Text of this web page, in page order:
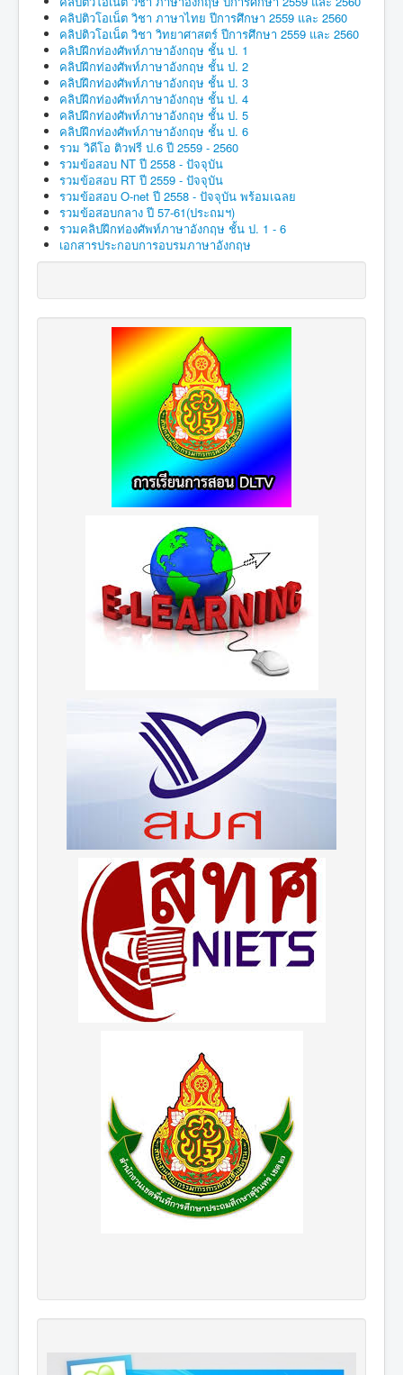
คลิปติวโอเน็ต วิชา ภาษาไทย ปีการศึกษา 2559 และ 2560
คลิปติวโอเน็ต วิชา วิทยาศาสตร์ ปีการศึกษา 2559 และ 2560
คลิปฝึกท่องศัพท์ภาษาอังกฤษ ชั้น ป. 1
คลิปฝึกท่องศัพท์ภาษาอังกฤษ ชั้น ป. 2
คลิปฝึกท่องศัพท์ภาษาอังกฤษ ชั้น ป. 3
คลิปฝึกท่องศัพท์ภาษาอังกฤษ ชั้น ป. 4
คลิปฝึกท่องศัพท์ภาษาอังกฤษ ชั้น ป. 5
คลิปฝึกท่องศัพท์ภาษาอังกฤษ ชั้น ป. 6
รวม วิดีโอ ติวฟรี ป.6 ปี 2559 - 2560
รวมข้อสอบ NT ปี 2558 - ปัจจุบัน
รวมข้อสอบ RT ปี 2559 - ปัจจุบัน
รวมข้อสอบ O-net ปี 2558 - ปัจจุบัน พร้อมเฉลย
รวมข้อสอบกลาง ปี 57-61(ประถมฯ)
รวมคลิปฝึกท่องศัพท์ภาษาอังกฤษ ชั้น ป. 1 - 6
เอกสารประกอบการอบรมภาษาอังกฤษ